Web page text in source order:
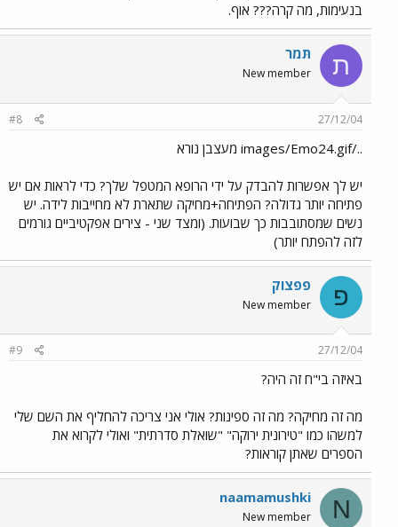
בנעימות, מה קרה??? אוף.
ת תּמר
New member
27/12/04
#8
../images/Emo24.gif מעצבן נורא
יש לך אפשרות להבדק על ידי הרופא המטפל שלך? כדי לראות אם יש
פתיחה יותר גדולה? הפתיחה+מחיקה שתארת לא מחייבות לידה. יש
נשים שמסתובבות כך שבועות. (ומצד שני - צירים אפקטיביים גורמים
לזה להפתח יותר)
פ פפצוק
New member
27/12/04
#9
באיזה בי"ח זה היה?
מה זה מחיקה? מה זה ספינות? אולי אני צריכה להחליף את השם שלי
למשהו כמו "טירונית ירוקה" "שואלת סדרתית" ואולי לקרוא את
הספרים שאתן קוראות?
N
naamamushki
New member